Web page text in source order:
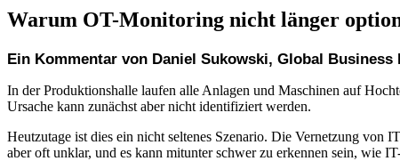
Warum OT-Monitoring nicht länger
Ein Kommentar von Daniel Sukowski, Global Business
In der Produktionshalle laufen alle Anlagen und Maschinen auf
Ursache kann zunächst aber nicht identifiziert werden.
Heutzutage ist dies ein nicht seltenes Szenario. Die Vernetzung von
aber oft unklar, und es kann mitunter schwer zu erkennen sein, wie